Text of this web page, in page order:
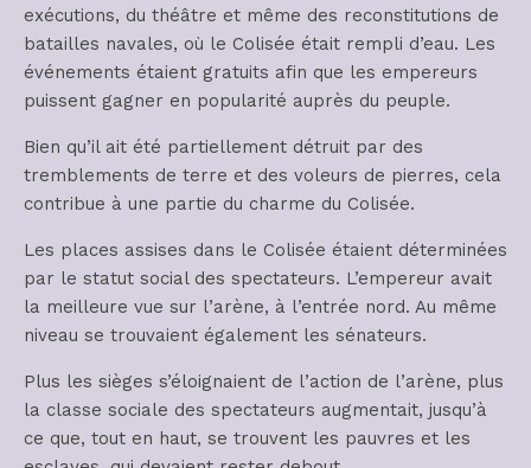
exécutions, du théâtre et même des reconstitutions de
batailles navales, où le Colisée était rempli d’eau. Les
événements étaient gratuits afin que les empereurs
puissent gagner en popularité auprès du peuple.
Bien qu’il ait été partiellement détruit par des
tremblements de terre et des voleurs de pierres, cela
contribue à une partie du charme du Colisée.
Les places assises dans le Colisée étaient déterminées
par le statut social des spectateurs. L’empereur avait
la meilleure vue sur l’arène, à l’entrée nord. Au même
niveau se trouvaient également les sénateurs.
Plus les sièges s’éloignaient de l’action de l’arène, plus
la classe sociale des spectateurs augmentait, jusqu’à
ce que, tout en haut, se trouvent les pauvres et les